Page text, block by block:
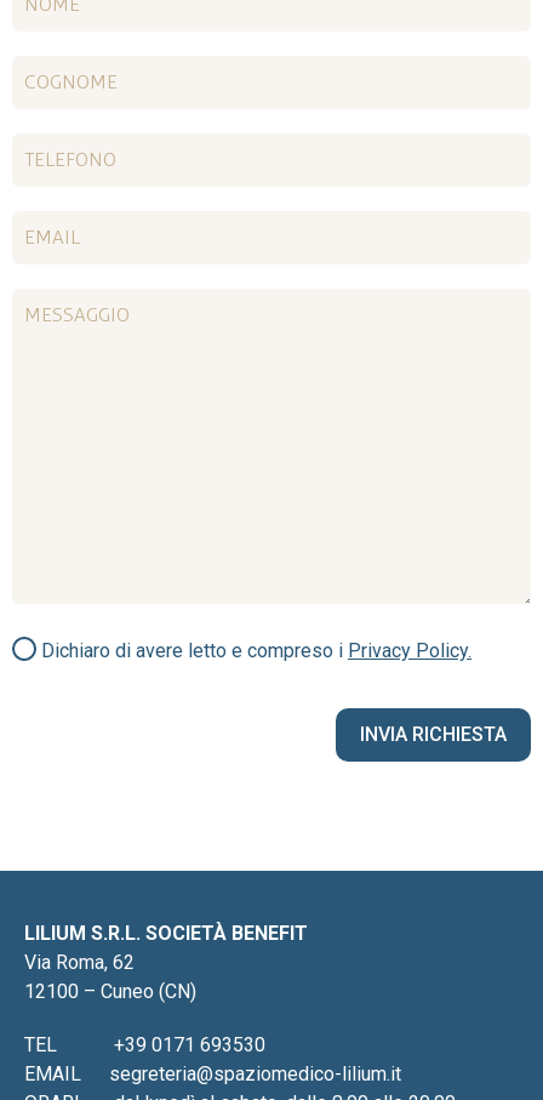
Dichiaro di avere letto e compreso i Privacy Policy.
LILIUM S.R.L. SOCIETÀ BENEFIT
Via Roma, 62
12100 – Cuneo (CN)
TEL
+39 0171 693530
EMAIL
segreteria@spaziomedico-lilium.it